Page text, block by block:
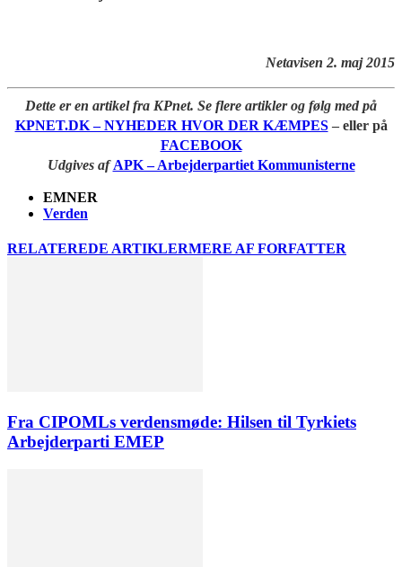
Netavisen 2. maj 2015
Dette er en artikel fra KPnet. Se flere artikler og følg med på
KPNET.DK – NYHEDER HVOR DER KÆMPES – eller på
FACEBOOK
Udgives afAPK – Arbejderpartiet Kommunisterne
EMNER
Verden
RELATEREDE ARTIKLERMERE AF FORFATTER
Fra CIPOMLs verdensmøde: Hilsen til Tyrkiets
Arbejderparti EMEP